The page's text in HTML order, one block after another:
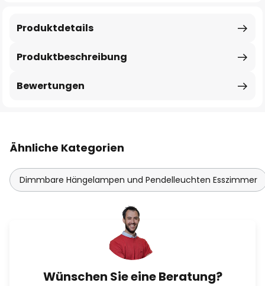
Produktbeschreibung
Produktdetails
Bewertungen
Ähnliche Kategorien
Dimmbare Hängelampen und Pendelleuchten Esszimmer
Wünschen Sie eine Beratung?